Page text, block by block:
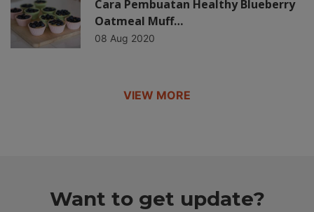
Cara Pembuatan Healthy Blueberry
Oatmeal Muff…
08 Aug 2020
VIEW MORE
Want to get update?